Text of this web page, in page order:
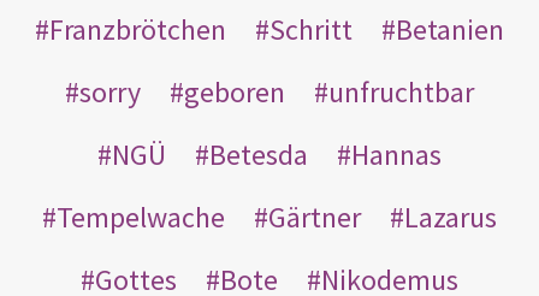
Franzbrötchen
Schritt
Betanien
sorry
geboren
unfruchtbar
NGÜ
Betesda
Hannas
Tempelwache
Gärtner
Lazarus
Gottes
Bote
Nikodemus